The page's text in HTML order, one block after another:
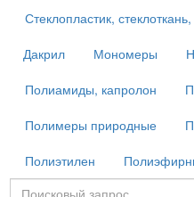
Стеклопластик,
Дакрил
Мономеры
Полиамиды, капролон
Полимеры природные
Полиэтилен